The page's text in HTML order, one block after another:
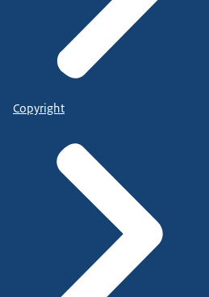
Copyright